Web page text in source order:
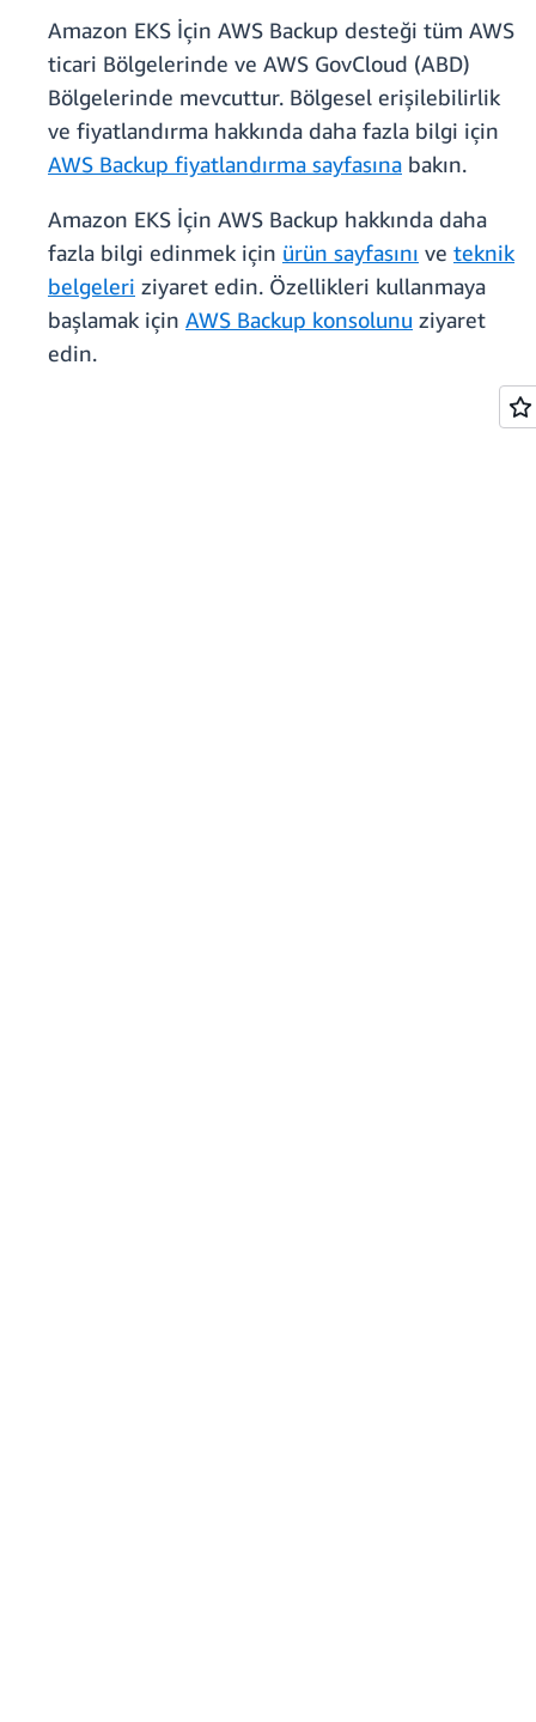
Amazon EKS İçin AWS Backup desteği tüm AWS
ticari Bölgelerinde ve AWS GovCloud (ABD)
Bölgelerinde mevcuttur. Bölgesel erişilebilirlik
ve fiyatlandırma hakkında daha fazla bilgi için
AWS Backup fiyatlandırma sayfasına bakın.
Amazon EKS İçin AWS Backup hakkında daha
fazla bilgi edinmek için ürün sayfasını ve teknik
belgeleri ziyaret edin. Özellikleri kullanmaya
başlamak için AWS Backup konsolunu ziyaret
edin.